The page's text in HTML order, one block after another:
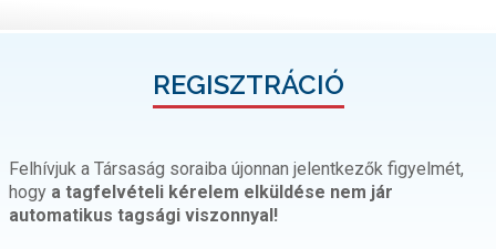
REGISZTRÁCIÓ
Felhívjuk a Társaság soraiba újonnan jelentkezők figyelmét,
hogy a tagfelvételi kérelem elküldése nem jár
automatikus tagsági viszonnyal!